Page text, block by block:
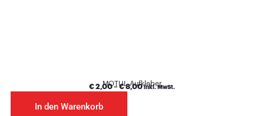
MOTUL Aufkleber
€2,00– €8,00 inkl. MwSt.
In den Warenkorb